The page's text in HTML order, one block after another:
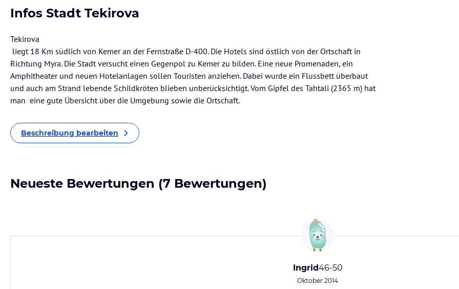
Infos Stadt Tekirova
Tekirova
liegt 18 Km südlich von Kemer an der Fernstraße D-400. Die Hotels sind östlich von der Ortschaft in
Richtung Myra. Die Stadt versucht einen Gegenpol zu Kemer zu bilden. Eine neue Promenaden, ein
Amphitheater und neuen Hotelanlagen sollen Touristen anziehen. Dabei wurde ein Flussbett überbaut
und auch am Strand lebende Schildkröten blieben unberücksichtigt. Vom Gipfel des Tahtali (2365 m) hat
man eine gute Übersicht über die Umgebung sowie die Ortschaft.
Beschreibung bearbeiten
Neueste Bewertungen (7 Bewertungen)
Ingrid46-50
Oktober 2014